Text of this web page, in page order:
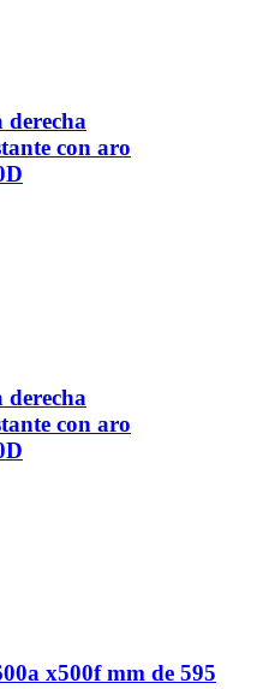
derecha
con aro
derecha
con aro
x500f mm de 595